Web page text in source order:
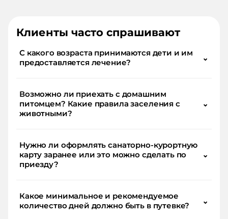
Клиенты часто спрашивают
С какого возраста принимаются дети и им
предоставляется лечение?
⌄
Возможно ли приехать с домашним
питомцем? Какие правила заселения с
животными?
⌄
Нужно ли оформлять санаторно-курортную
карту заранее или это можно сделать по
приезду?
⌄
Какое минимальное и рекомендуемое
количество дней должно быть в путевке?
⌄